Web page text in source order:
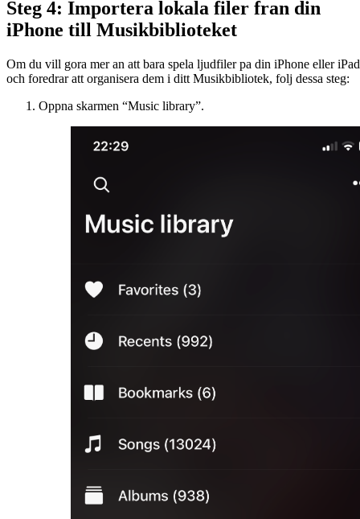
Steg 4: Importera lokala filer fran din
iPhone till Musikbiblioteket
Om du vill gora mer an att bara spela ljudfiler pa din iPhone eller iPad
och foredrar att organisera dem i ditt Musikbibliotek, folj dessa steg:
Oppna skarmen “Music library”.